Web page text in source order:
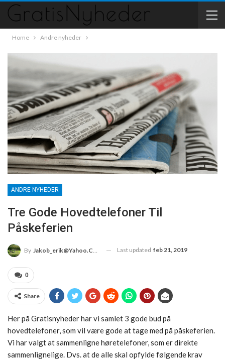
Home Andre nyheder
ANDRE NYHEDER
Tre Gode Hovedtelefoner Til
Påskeferien
By Jakob_erik@yahoo.com Last updated feb 21, 2019
0
Share
Her på Gratisnyheder har vi samlet 3 gode bud på
hovedtelefoner, som vil være gode at tage med på påskeferien.
Vi har valgt at sammenligne høretelefoner, som er direkte
sammenlignelige. Dvs. at de alle skal opfylde følgende krav